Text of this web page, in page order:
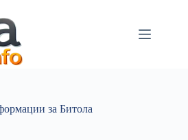
за Битола